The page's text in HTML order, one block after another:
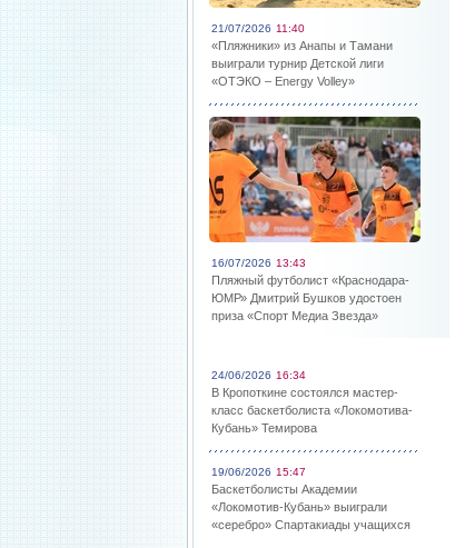
21/07/2026 11:40
«Пляжники» из Анапы и Тамани
выиграли турнир Детской лиги
«ОТЭКО – Energy Volley»
16/07/2026 13:43
Пляжный футболист «Краснодара-
ЮМР» Дмитрий Бушков удостоен
приза «Спорт Медиа Звезда»
24/06/2026 16:34
В Кропоткине состоялся мастер-
класс баскетболиста «Локомотива-
Кубань» Темирова
19/06/2026 15:47
Баскетболисты Академии
«Локомотив-Кубань» выиграли
«серебро» Спартакиады учащихся